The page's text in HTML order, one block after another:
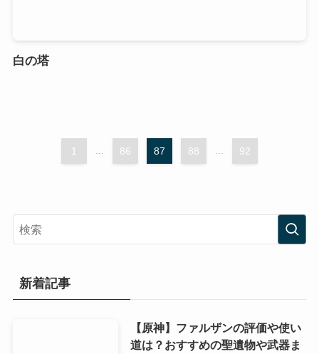
白の塔
1 ... 86 87 88 ... 92
新着記事
【原神】ファルザンの評価や使い
道は？おすすめの聖遺物や武器ま